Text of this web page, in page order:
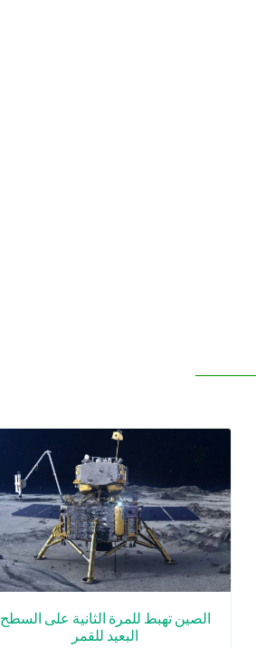
الصين تهبط للمرة الثانية على السطح
البعيد للقمر